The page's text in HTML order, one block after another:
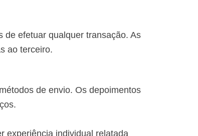
de efetuar qualquer transação. As
ao terceiro.
de envio. Os depoimentos
experiência individual relatada